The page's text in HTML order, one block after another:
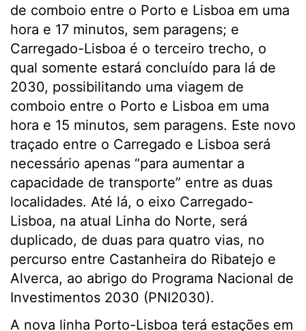
de comboio entre o Porto e Lisboa em uma
hora e 17 minutos, sem paragens; e
Carregado-Lisboa é o terceiro trecho, o
qual somente estará concluído para lá de
2030, possibilitando uma viagem de
comboio entre o Porto e Lisboa em uma
hora e 15 minutos, sem paragens. Este novo
traçado entre o Carregado e Lisboa será
necessário apenas “para aumentar a
capacidade de transporte” entre as duas
localidades. Até lá, o eixo Carregado-
Lisboa, na atual Linha do Norte, será
duplicado, de duas para quatro vias, no
percurso entre Castanheira do Ribatejo e
Alverca, ao abrigo do Programa Nacional de
Investimentos 2030 (PNI2030).
A nova linha Porto-Lisboa terá estações em